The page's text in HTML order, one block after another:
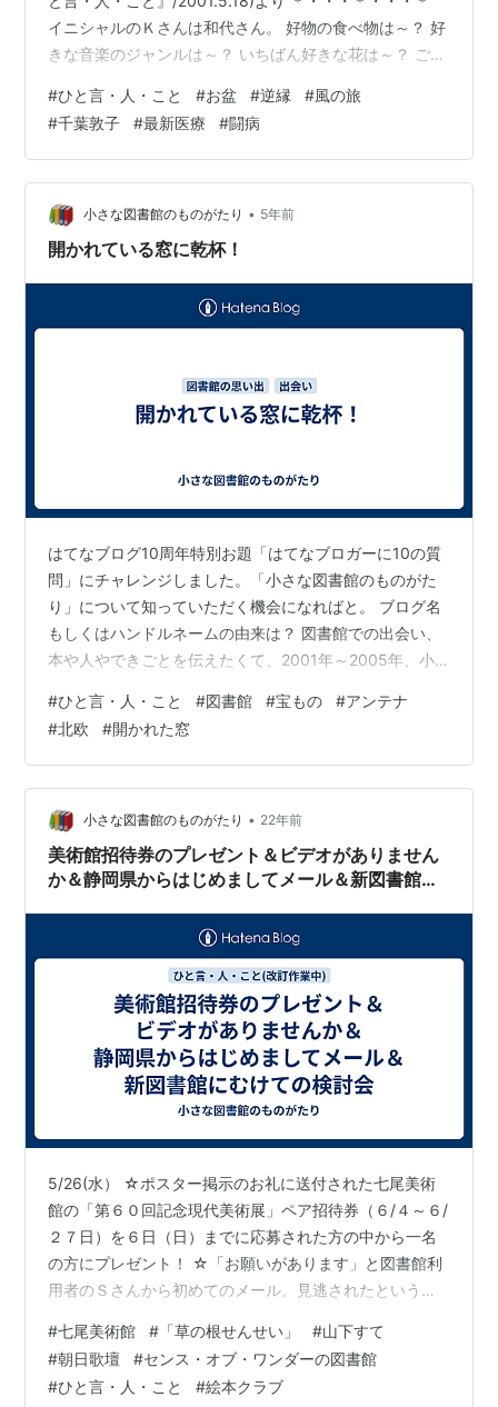
イニシャルのＫさんは和代さん。 好物の食べ物は～？ 好
きな音楽のジャンルは～？ いちばん好きな花は～？ ご家
ほとんど知りません。一緒にお茶を飲んだこともないの
です。なのに、ある日突然、入院の事情を知らされて私
は絶句してしまいました。 ＊・・・＊・・・＊ 図書館で
は、さまざまな物語が生まれる。素敵なこと、不思議な
こと、ワクワクすることや多くの人は知らないけれど、
哀しく、ひっそり…
#ひと言・人・こと #お盆 #逆縁 #風の旅
#千葉敦子 #最新医療 #闘病
小さな図書館のものがたり • 5年前
開かれている窓に乾杯！
はてなブログ10周年特別お題「はてなブロガーに10の質
問」にチャレンジしました。「小さな図書館のものがた
り」について知っていただく機会になればと。 ブログ名
もしくはハンドルネームの由来は？ 図書館での出会い、
本や人やできごとを伝えたくて、2001年～2005年、小
と》にちなんでのネームです。ささやかながらも、当時
を語る貴重な『小さな図書館のものがたり』として伝え
ていきたいとの思いを込めました。 はてなブログを始め
たきっかけは？ 昨年の4月2日、新図書館のHPからいつ
の間にか消えてしまったCDデータが見つかって、新型コ
ロナウイルスで暮らしが制限さ…
#ひと言・人・こと #図書館 #宝もの #アンテナ
#北欧 #開かれた窓
小さな図書館のものがたり • 22年前
美術館招待券のプレゼント＆ビデオがありません
か＆静岡県からはじめましてメール＆新図書館に
5/26(水） ☆ポスター掲示のお礼に送付された七尾美術
館の「第６０回記念現代美術展」ペア招待券（６/４～６/
２７日）を６日（日）までに応募された方の中から一名
の方にプレゼント！ ☆「お願いがあります」と図書館利
用者のＳさんから初めてのメール。見逃されたというＴ
ビデオに撮られた方はいらっしゃいませんか。（私は撮
り損ねたのですが、とても素晴らしい番組だったので、
再放送がありそうな予感！！） ☆はるばる静岡県から届
#七尾美術館 # 「草の根せんせい」 #山下すて
#朝日歌壇 #センス・オブ・ワンダーの図書館
#ひと言・人・こと #絵本クラブ